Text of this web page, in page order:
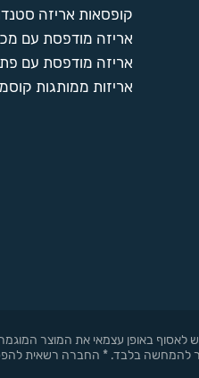
קופסאות אריזה
אריזה מודפסת עם
אריזה מודפסת עם
אריזות ממותגות
באתר * יש לאסוף באופן עצמאי את